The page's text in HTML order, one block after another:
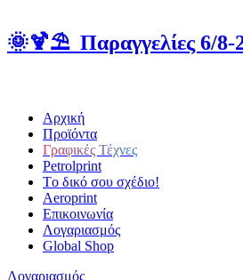
🌞🍹⛱️ Παραγγελίες 6/8-
Αρχική
Προϊόντα
Γραφικές Τέχνες
Petrolprint
Tο δικό σου σχέδιο!
Aeroprint
Επικοινωνία
Λογαριασμός
Global Shop
Λογαριασμός